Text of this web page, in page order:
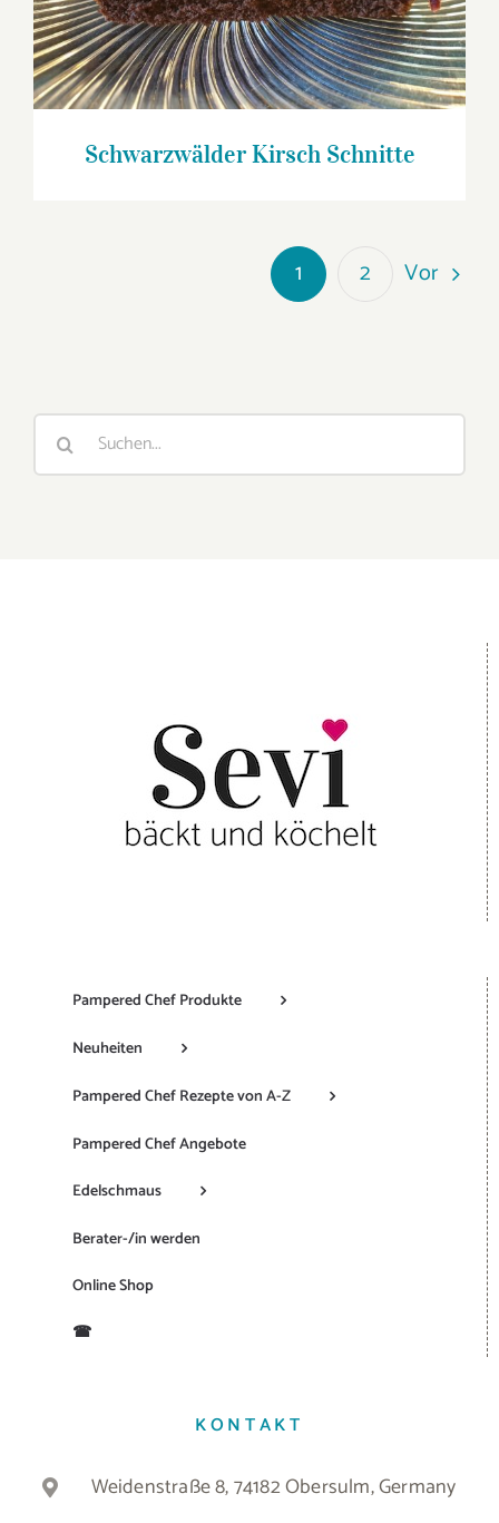
Schwarzwälder Kirsch Schnitte
1 2 Vor
Suche
nach:
Pampered Chef Produkte
Neuheiten
Pampered Chef Rezepte von A-Z
Pampered Chef Angebote
Edelschmaus
Berater-/in werden
Online Shop
☎
KONTAKT
Weidenstraße 8, 74182 Obersulm, Germany